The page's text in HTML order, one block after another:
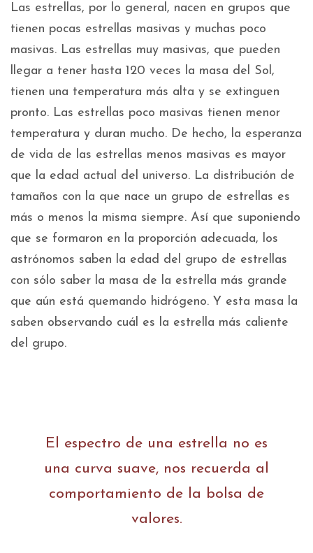
Las estrellas, por lo general, nacen en grupos que
tienen pocas estrellas masivas y muchas poco
masivas. Las estrellas muy masivas, que pueden
llegar a tener hasta 120 veces la masa del Sol,
tienen una temperatura más alta y se extinguen
pronto. Las estrellas poco masivas tienen menor
temperatura y duran mucho. De hecho, la esperanza
de vida de las estrellas menos masivas es mayor
que la edad actual del universo. La distribución de
tamaños con la que nace un grupo de estrellas es
más o menos la misma siempre. Así que suponiendo
que se formaron en la proporción adecuada, los
astrónomos saben la edad del grupo de estrellas
con sólo saber la masa de la estrella más grande
que aún está quemando hidrógeno. Y esta masa la
saben observando cuál es la estrella más caliente
del grupo.
El espectro de una estrella no es
una curva suave, nos recuerda al
comportamiento de la bolsa de
valores.